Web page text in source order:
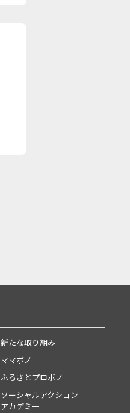
新たな取り組み
ママボノ
ふるさとプロボノ
ソーシャルアクション
アカデミー